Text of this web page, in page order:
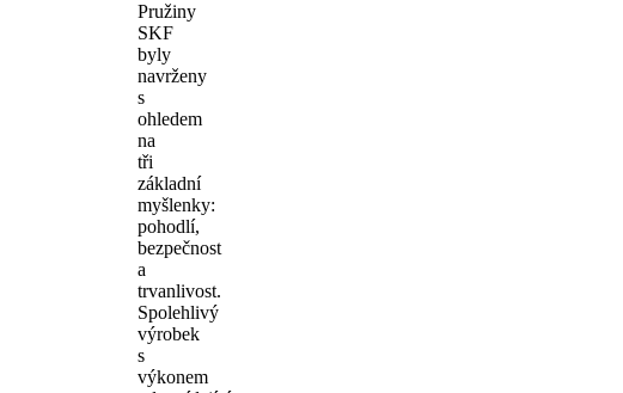
Pružiny
SKF
byly
navrženy
s
ohledem
na
tři
základní
myšlenky:
pohodlí,
bezpečnost
a
trvanlivost.
Spolehlivý
výrobek
s
výkonem